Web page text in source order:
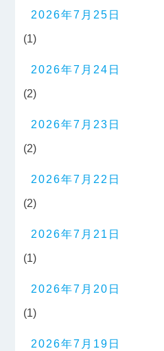
2026年7月25日
(1)
2026年7月24日
(2)
2026年7月23日
(2)
2026年7月22日
(2)
2026年7月21日
(1)
2026年7月20日
(1)
2026年7月19日